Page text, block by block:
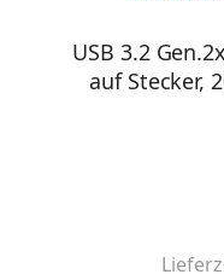
USB 3.2
auf Stecker,